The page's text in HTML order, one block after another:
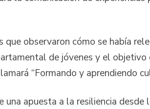
que observaron cómo se había
de jóvenes y el
“Formando y aprendiendo
una apuesta a la resiliencia